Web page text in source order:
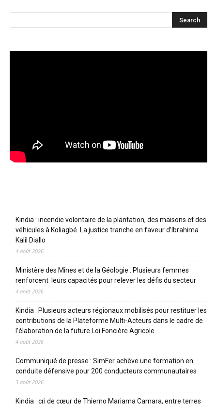
Kindia : incendie volontaire de la plantation, des maisons et des
véhicules à Koliagbé. La justice tranche en faveur d’Ibrahima
Kalil Diallo
4 août 2026
Ministère des Mines et de la Géologie : Plusieurs femmes
renforcent leurs capacités pour relever les défis du secteur
4 août 2026
Kindia : Plusieurs acteurs régionaux mobilisés pour restituer les
contributions de la Plateforme Multi-Acteurs dans le cadre de
l’élaboration de la future Loi Foncière Agricole
4 août 2026
Communiqué de presse : SimFer achève une formation en
conduite défensive pour 200 conducteurs communautaires
3 août 2026
Kindia : cri de cœur de Thierno Mariama Camara, entre terres